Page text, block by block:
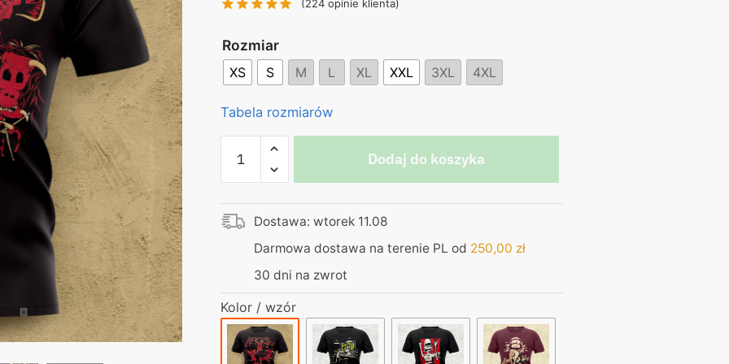
130,00 zł.
(224 opinie klienta)
Rozmiar
XS S M L XL XXL 3XL 4XL
Tabela rozmiarów
Egzorcysta
koszulka
czarna
–
Ajronwejder
Dodaj do koszyka
Dostawa: wtorek 11.08
Darmowa dostawa na terenie PL od 250,00 zł
30 dni na zwrot
Kolor / wzór